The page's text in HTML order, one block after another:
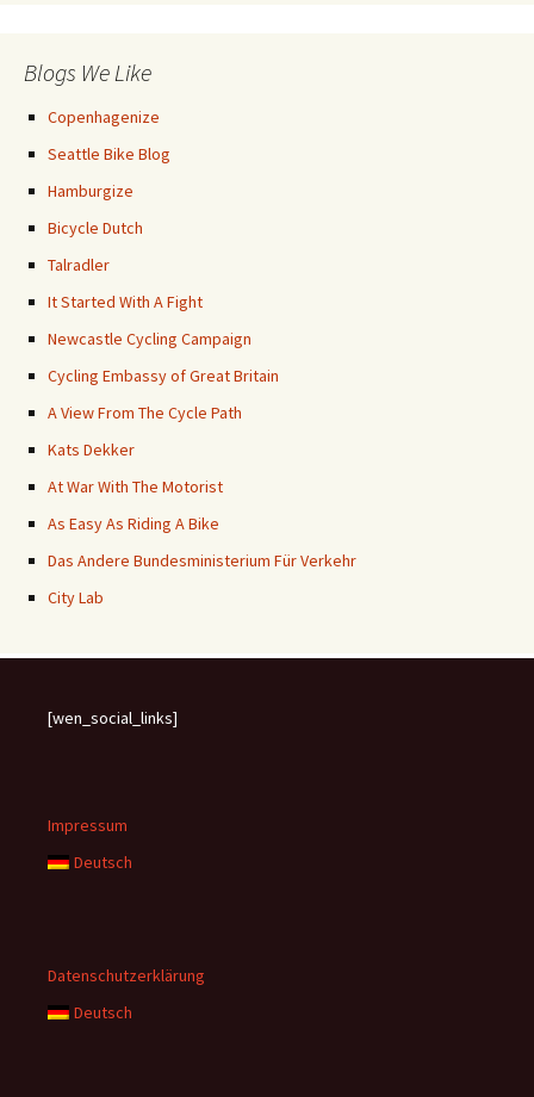
Blogs We Like
Copenhagenize
Seattle Bike Blog
Hamburgize
Bicycle Dutch
Talradler
It Started With A Fight
Newcastle Cycling Campaign
Cycling Embassy of Great Britain
A View From The Cycle Path
Kats Dekker
At War With The Motorist
As Easy As Riding A Bike
Das Andere Bundesministerium Für Verkehr
City Lab
[wen_social_links]
Impressum
Deutsch
Datenschutzerklärung
Deutsch